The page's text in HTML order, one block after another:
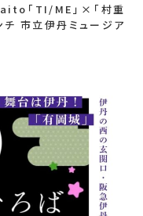
「TI/ME」×「村重
チ 市立伊丹ミュージア